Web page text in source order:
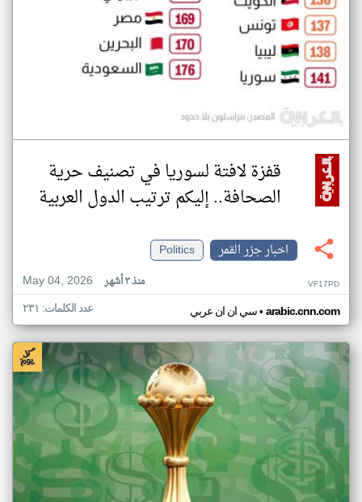
قفزة لافتة لسوريا في تصنيف حرية
الصحافة.. إليكم ترتيب الدول العربية
اخبار جزر القمر
Politics
May 04, 2026
منذ ٣ أشهر VF17PD
سي ان ان عربي• arabic.cnn.com عدد الكلمات: ٢٣١